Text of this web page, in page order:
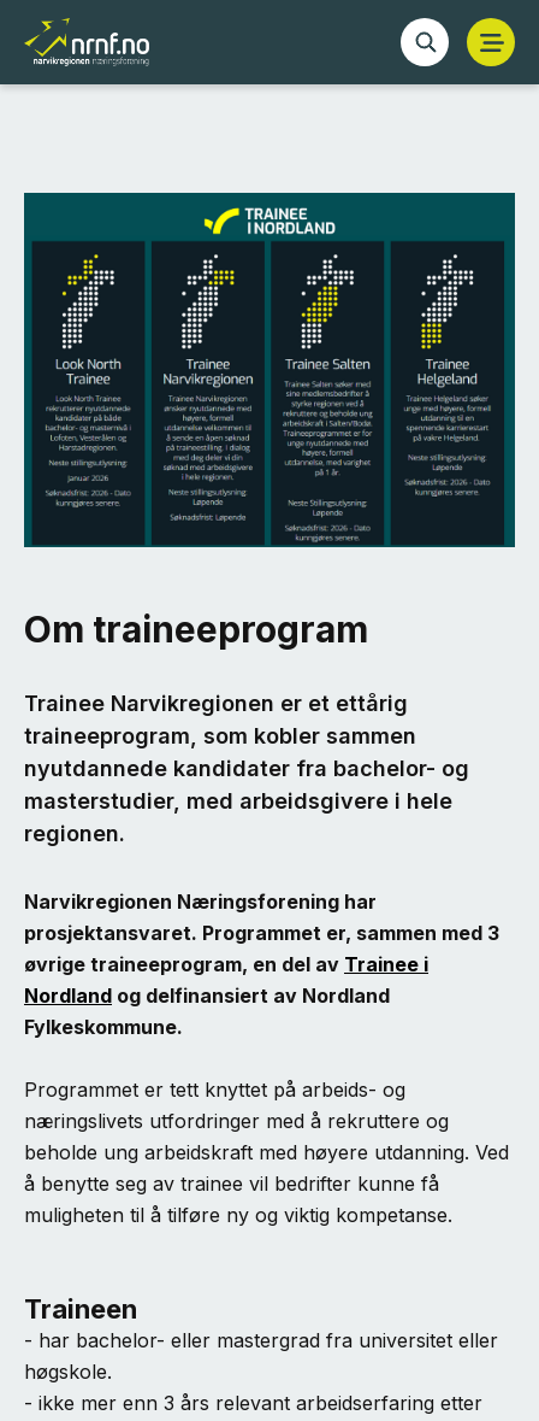
Om traineeprogram
Trainee Narvikregionen er et ettårig
traineeprogram, som kobler sammen
nyutdannede kandidater fra bachelor- og
masterstudier, med arbeidsgivere i hele
regionen.
Narvikregionen Næringsforening har
prosjektansvaret. Programmet er, sammen med 3
øvrige traineeprogram, en del av Trainee i
Nordland og delfinansiert av Nordland
Fylkeskommune.
Programmet er tett knyttet på arbeids- og
næringslivets utfordringer med å rekruttere og
beholde ung arbeidskraft med høyere utdanning. Ved
å benytte seg av trainee vil bedrifter kunne få
muligheten til å tilføre ny og viktig kompetanse.
Traineen
- har bachelor- eller mastergrad fra universitet eller
høgskole.
- ikke mer enn 3 års relevant arbeidserfaring etter